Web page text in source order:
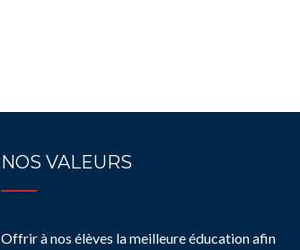
NOS VALEURS
Offrir à nos élèves la meilleure éducation afin